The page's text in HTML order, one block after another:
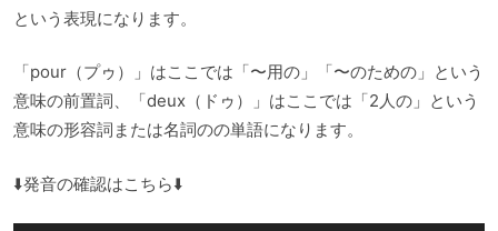
という表現になります。
「pour（プゥ）」はここでは「〜用の」「〜のための」という
意味の前置詞、「deux（ドゥ）」はここでは「2人の」という
意味の形容詞または名詞のの単語になります。
⬇️発音の確認はこちら⬇️